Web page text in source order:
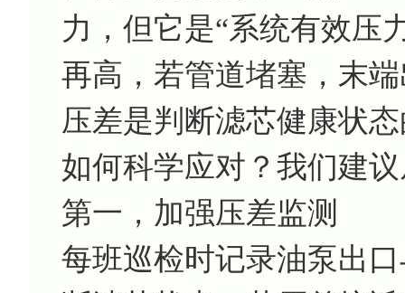
力，但它是“系统有效压
再高，若管道堵塞，末
压差是判断滤芯健康状
如何科学应对？我们建
第一，加强压差监测
每班巡检时记录油泵出